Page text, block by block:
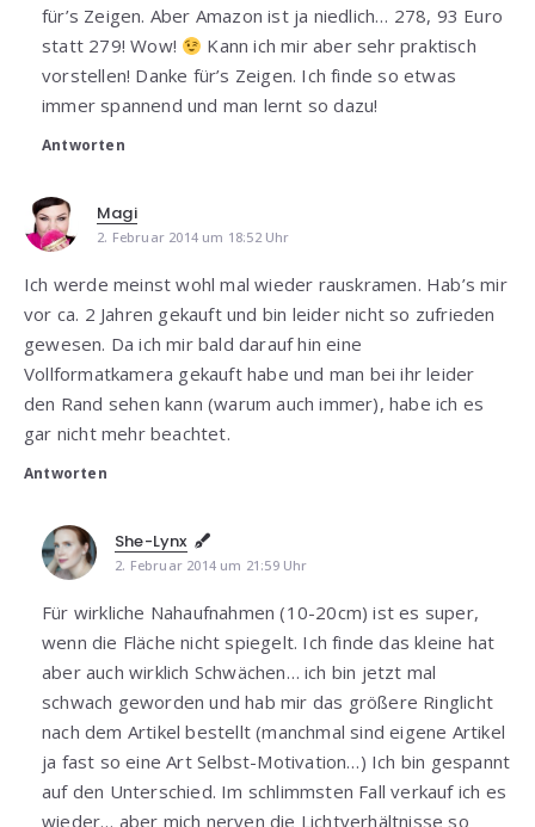
für’s Zeigen. Aber Amazon ist ja niedlich… 278, 93 Euro
statt 279! Wow!
Kann ich mir aber sehr praktisch
vorstellen! Danke für’s Zeigen. Ich finde so etwas
immer spannend und man lernt so dazu!
Antworten
Magi
2. Februar 2014 um 18:52 Uhr
Ich werde meinst wohl mal wieder rauskramen. Hab’s mir
vor ca. 2 Jahren gekauft und bin leider nicht so zufrieden
gewesen. Da ich mir bald darauf hin eine
Vollformatkamera gekauft habe und man bei ihr leider
den Rand sehen kann (warum auch immer), habe ich es
gar nicht mehr beachtet.
Antworten
She-Lynx
2. Februar 2014 um 21:59 Uhr
Für wirkliche Nahaufnahmen (10-20cm) ist es super,
wenn die Fläche nicht spiegelt. Ich finde das kleine hat
aber auch wirklich Schwächen… ich bin jetzt mal
schwach geworden und hab mir das größere Ringlicht
nach dem Artikel bestellt (manchmal sind eigene Artikel
ja fast so eine Art Selbst-Motivation…) Ich bin gespannt
auf den Unterschied. Im schlimmsten Fall verkauf ich es
wieder… aber mich nerven die Lichtverhältnisse so